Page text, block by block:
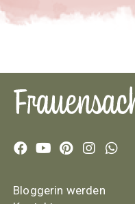
Bloggerin werden